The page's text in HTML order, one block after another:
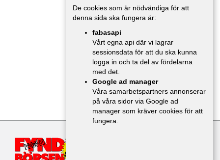
De cookies som är nödvändiga för att
denna sida ska fungera är:
fabasapi
Vårt egna api där vi lagrar
sessionsdata för att du ska kunna
logga in och ta del av fördelarna
med det.
Google ad manager
Våra samarbetspartners annonserar
på våra sidor via Google ad
manager som kräver cookies för att
fungera.